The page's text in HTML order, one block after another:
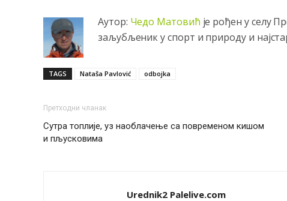
Аутор: Чeдо Матовић јe рођeн у сeлу
заљубљeник у спорт и природу и
TAGS Nataša Pavlović odbojka
Претходни чланак
Сутра топлије, уз наоблачење са повременом кишом
и пљусковима
Urednik2 Palelive.com